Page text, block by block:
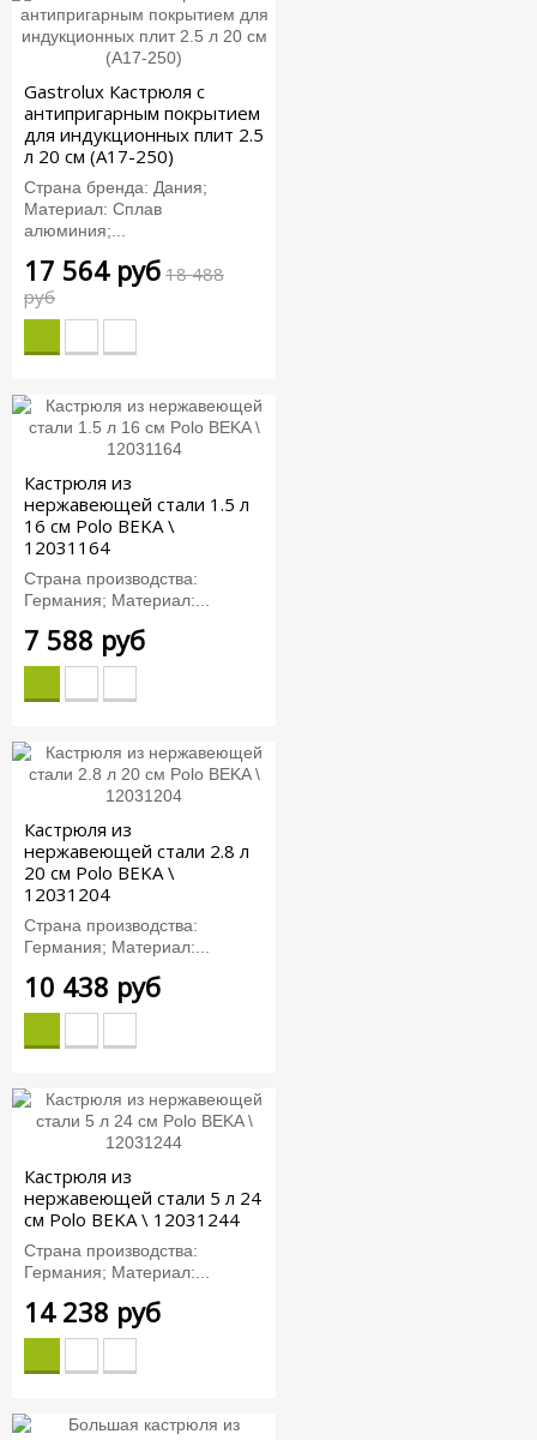
Gastrolux Кастрюля с
антипригарным покрытием
для индукционных плит 2.5
л 20 см (A17-250)
Страна бренда: Дания;
Материал: Сплав
алюминия;...
17 564 руб 18 488
руб
Кастрюля из
нержавеющей стали 1.5 л
16 см Polo BEKA \
12031164
Страна производства:
Германия; Материал:...
7 588 руб
Кастрюля из
нержавеющей стали 2.8 л
20 см Polo BEKA \
12031204
Страна производства:
Германия; Материал:...
10 438 руб
Кастрюля из
нержавеющей стали 5 л 24
см Polo BEKA \ 12031244
Страна производства:
Германия; Материал:...
14 238 руб